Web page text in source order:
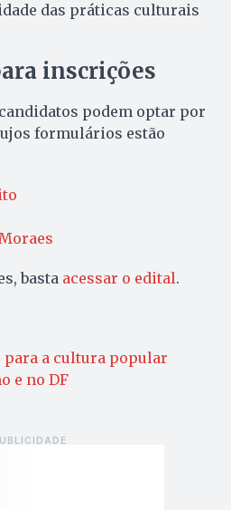
das práticas culturais
inscrições
podem optar por
formulários estão
basta acessar o edital.
a cultura popular
e no DF